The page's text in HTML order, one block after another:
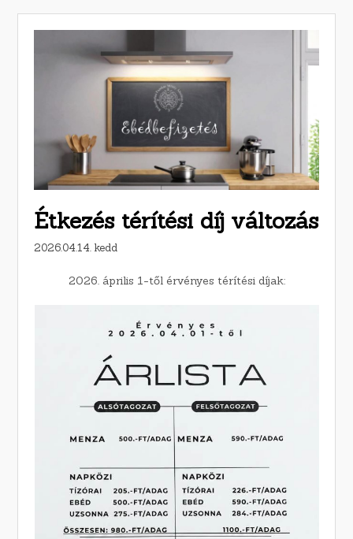
Étkezés térítési díj változás
2026.04.14. kedd
2026. április 1-től érvényes térítési díjak: